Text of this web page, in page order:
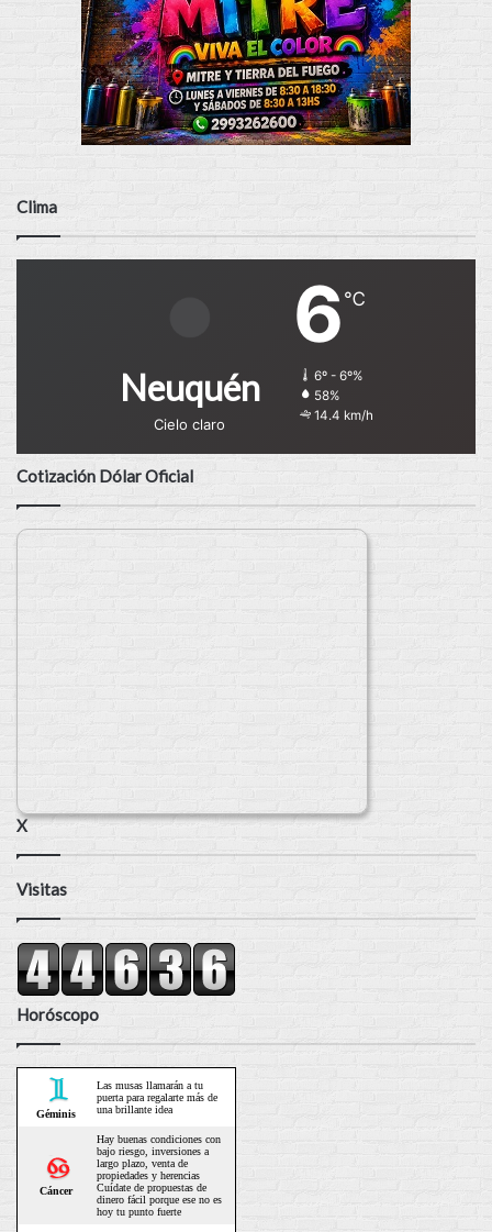
Clima
Neuquén
Cielo claro
6 ℃
6º - 6º%
58%
14.4 km/h
Cotización Dólar Oficial
X
Visitas
Horóscopo